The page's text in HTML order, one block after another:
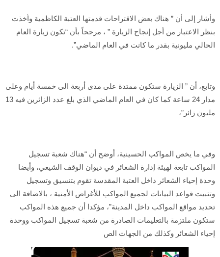
وأشار إلى أن ” هناك بعض الاقتراحات قدمتها العتبة الكاظمية وأخذت
بنظر الاعتبار من أجل إنجاح الزيارة ” ، مرجحاً بأن “تكون زيارة العام
الحالي مليونية بقدر ما كانت في العام الماضي”.
وتابع، أن ” الزيارة ستكون ممتدة على مدى أربعة الى خمسة أيام وعلى
مدار 24 ساعة كما كان في العام الماضي الذي بلغ عدد الزائرين فيه 13
مليون زائر”،
وفي ما يخص المواكب الحسينية، أوضح أن “هناك شعبة تسجيل
المواكب تابعة لهيئة إدارة الشعائر في ديوان الوقف الشيعي، وأيضا
وحدة إحياء الشعائر داخل العتبة المقدسة تقوم بتنسيق وتسجيل
وتثبيت قواعد البيانات لجميع المواكب للأغراض الأمنية ، بالاضافة الى
تحديد مواقع المواكب داخل المدينة”، مؤكدا أن جميع هذه المواكب
ستكون ملتزمة بالتعليمات الصادرة من شعبة تسجيل المواكب ووحدة
إحياء الشعائر وكذلك من الجهات الص